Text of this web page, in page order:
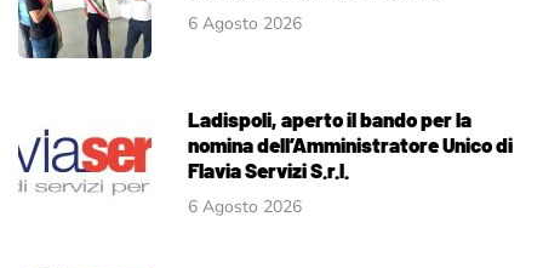
6 Agosto 2026
Ladispoli, aperto il bando per la
nomina dell’Amministratore Unico di
Flavia Servizi S.r.l.
6 Agosto 2026